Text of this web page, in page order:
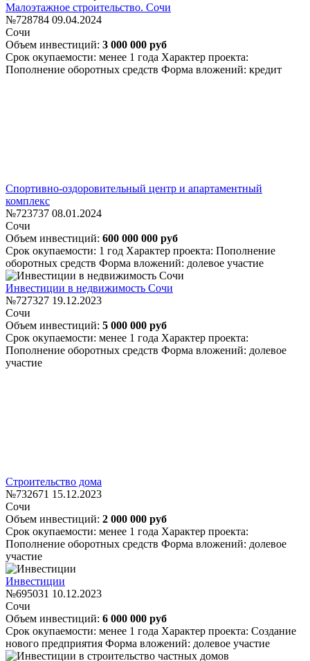
Малоэтажное строительство. Сочи
№728784 09.04.2024
Сочи
Объем инвестиций: 3 000 000 руб
Срок окупаемости: менее 1 года Характер проекта:
Пополнение оборотных средств Форма вложений: кредит
Спортивно-оздоровительный центр и апартаментный
комплекс
№723737 08.01.2024
Сочи
Объем инвестиций: 600 000 000 руб
Срок окупаемости: 1 год Характер проекта: Пополнение
оборотных средств Форма вложений: долевое участие
Инвестиции в недвижимость Сочи
№727327 19.12.2023
Сочи
Объем инвестиций: 5 000 000 руб
Срок окупаемости: менее 1 года Характер проекта:
Пополнение оборотных средств Форма вложений: долевое
участие
Строительство дома
№732671 15.12.2023
Сочи
Объем инвестиций: 2 000 000 руб
Срок окупаемости: менее 1 года Характер проекта:
Пополнение оборотных средств Форма вложений: долевое
участие
Инвестиции
№695031 10.12.2023
Сочи
Объем инвестиций: 6 000 000 руб
Срок окупаемости: менее 1 года Характер проекта: Создание
нового предприятия Форма вложений: долевое участие